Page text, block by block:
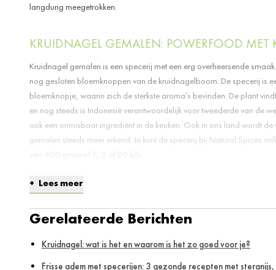
langdurig meegetrokken.
KRUIDNAGEL GEMALEN: POWERFOOD
Kruidnagel gemalen is een specerij met een erg overheersende
nog gesloten bloemknoppen van de kruidnagelboom. De specerij is
bloemknopje, waarin zich de sterkste aroma’s bevinden. De plant
en nog steeds is Indonesië verantwoordelijk voor tweederde van de
ook een onmisbaar ingrediënt in de keuken. Ook in ons land wordt
gemalen steeds meer erkend. Je kunt de specerij bij Natural Spices
van 400 gram of 1, 5 of 20 kilo.
KRUIDNAGEL GEMALEN IN ZOETE
Kruidnagel gemalen kun je in zowel zoete als hartige gerechten
taarten komt hij prima tot zijn recht. In zoete gerechten laat kruidnagel
met kaneel, gember, foelie en nootmuskaat. Met deze laatste wordt
Lees meer
Gerelateerde Berichten
Kruidnagel: wat is het en waarom is het zo goed voor je?
Frisse adem met specerijen: 3 gezonde recepten met